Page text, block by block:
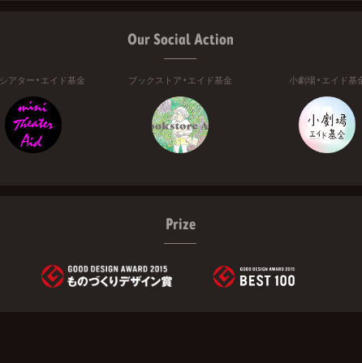
Our Social Action
アター・エイド基金 ブックストア・エイド基金 小劇場・エイド基
Prize